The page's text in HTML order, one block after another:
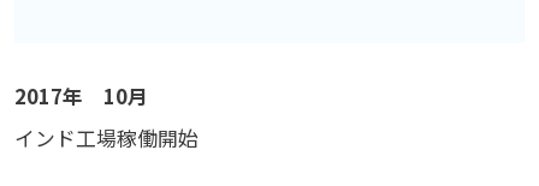
2017年 10月
インド工場稼働開始